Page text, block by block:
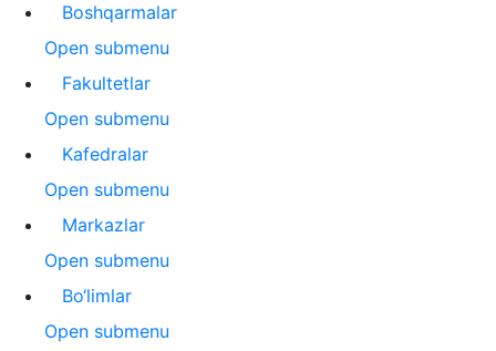
Boshqarmalar
Open submenu
Fakultetlar
Open submenu
Kafedralar
Open submenu
Markazlar
Open submenu
Bo‘limlar
Open submenu